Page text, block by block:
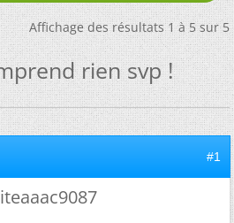
Affichage des résultats 1 à 5 sur 5
rien svp !
#1